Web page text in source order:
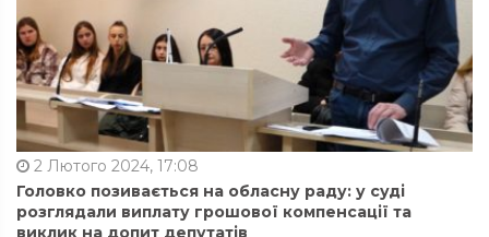
2 Лютого 2024, 17:08
Головко позивається на обласну раду: у суді
розглядали виплату грошової компенсації та
виклик на допит депутатів